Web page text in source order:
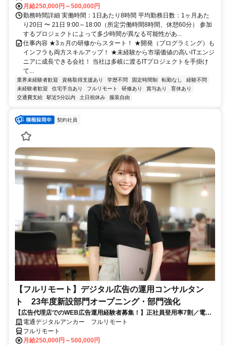
月給250,000円～500,000円
勤務時間詳細 実働時間：1日あたり8時間 平均勤務日数：1ヶ月あた
り20日 〜 21日 9:00～18:00（所定労働時間8時間、休憩60分） 参加
するプロジェクトによって多少時間が異なる可能性があ...
仕事内容 ★3ヵ月の研修からスタート！ ★開発（プログラミング）も
インフラも両方スキルアップ！ ★未経験から市場価値の高いITエンジ
ニアに成長できる会社！ 当社は多岐に渡るITプロジェクトを手掛け
て...
業界未経験者歓迎 資格取得支援あり 学歴不問 固定時間制 転勤なし
経験不問
未経験者歓迎
住宅手当あり フルリモート 研修あり 賞与あり
育休あり
交通費支給
駅近5分以内 土日祝休み 服装自由
契約社員
【フルリモート】デジタル広告の運用コンサルタン
ト 23年度新設部門オープニング・部門強化
【広告代理店でのWEB広告運用経験者募集！】正社員登用率7割／電通
G／全国×完全在宅／年休126日・土日祝休み／残業月平均4時間19分
電通デジタルアンカー フルリモート
フルリモート
月給250,000円～500,000円